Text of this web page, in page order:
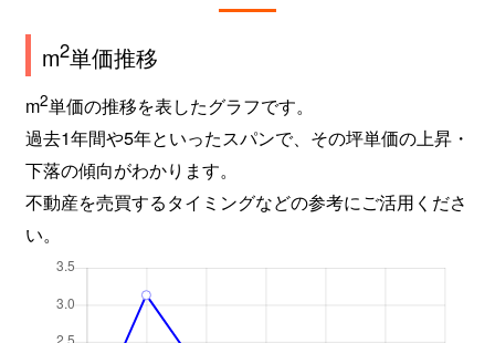
m2単価推移
m2単価の推移を表したグラフです。
過去1年間や5年といったスパンで、その坪単価の上昇・
下落の傾向がわかります。
不動産を売買するタイミングなどの参考にご活用くださ
い。